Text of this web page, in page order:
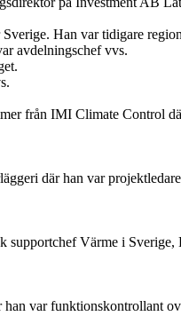
Han var tidigare
avdelningschef vvs.
från IMI Climate Control
där han var
supportchef Värme i
var funktionskontrollant